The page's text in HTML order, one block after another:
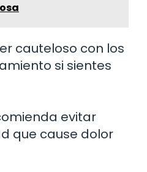
cauteloso con los
si sientes
evitar
que cause dolor